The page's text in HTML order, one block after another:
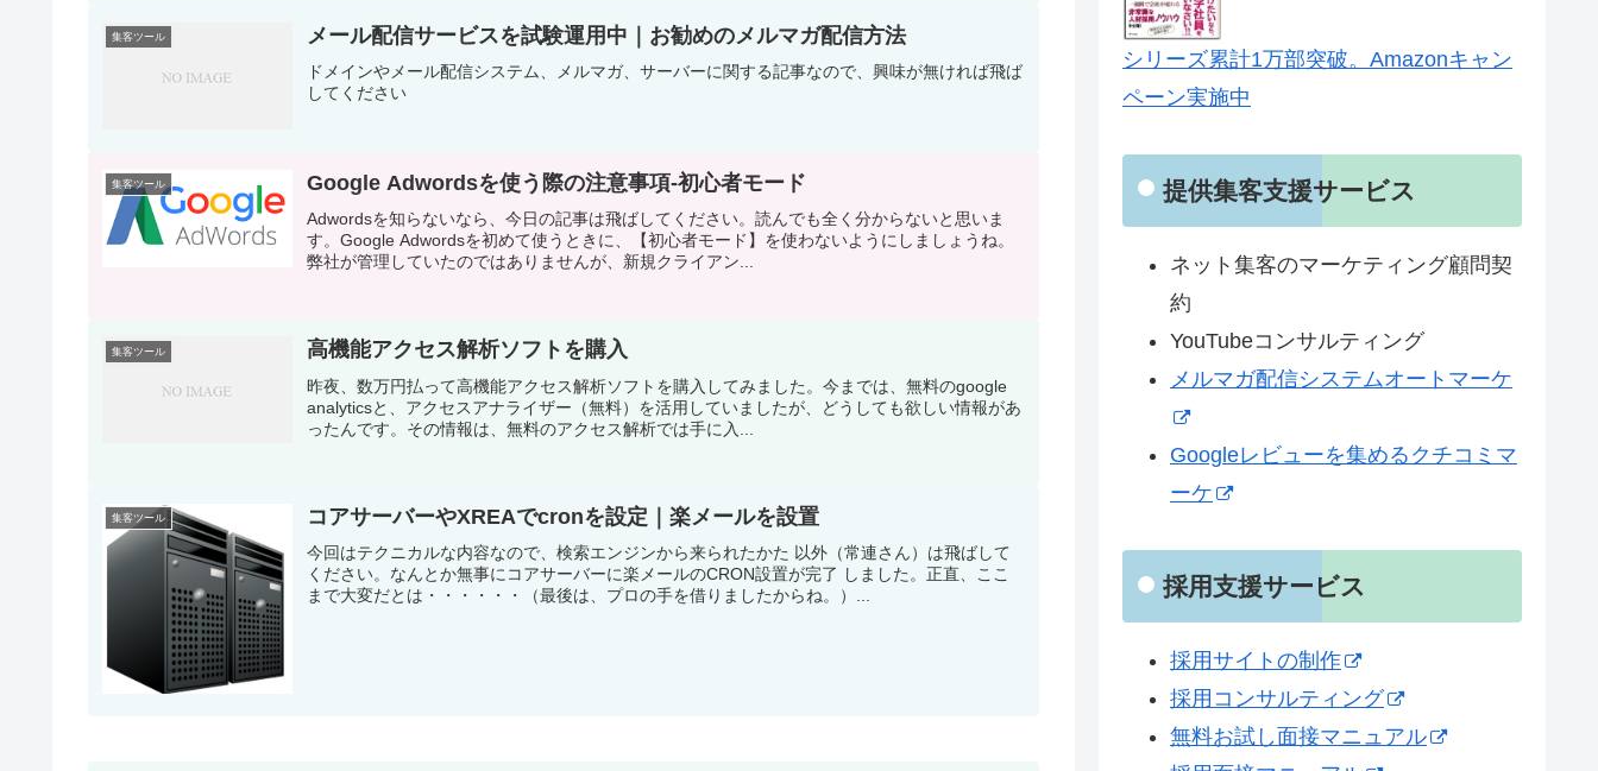
集客ツール メール配信サービスを試験運用中｜お勧めのメルマガ配信方法
ドメインやメール配信システム、メルマガ、サーバーに関する記事なので、興味が無ければ飛ば
してください
集客ツール Google Adwordsを使う際の注意事項-初心者モード
Adwordsを知らないなら、今日の記事は飛ばしてください。読んでも全く分からないと思いま
す。Google Adwordsを初めて使うときに、【初心者モード】を使わないようにしましょうね。
弊社が管理していたのではありませんが、新規クライアン...
集客ツール 高機能アクセス解析ソフトを購入
昨夜、数万円払って高機能アクセス解析ソフトを購入してみました。今までは、無料のgoogle
analyticsと、アクセスアナライザー（無料）を活用していましたが、どうしても欲しい情報があ
ったんです。その情報は、無料のアクセス解析では手に入...
集客ツール コアサーバーやXREAでcronを設定｜楽メールを設置
今回はテクニカルな内容なので、検索エンジンから来られたかた 以外（常連さん）は飛ばして
ください。なんとか無事にコアサーバーに楽メールのCRON設置が完了 しました。正直、ここ
まで大変だとは・・・・・・（最後は、プロの手を借りましたからね。）...
シリーズ累計1万部突破。Amazonキャン
ペーン実施中
提供集客支援サービス
ネット集客のマーケティング顧問契
約
YouTubeコンサルティング
メルマガ配信システムオートマーケ
Googleレビューを集めるクチコミマ
ーケ
採用支援サービス
採用サイトの制作
採用コンサルティング
無料お試し面接マニュアル